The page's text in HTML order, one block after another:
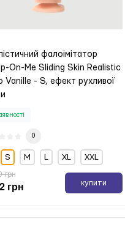
фалоімітатор
On-Me Sliding Skin Realistic
Vanille - S, ефект рухливої
0
S М L XL XXL
грн
грн купити